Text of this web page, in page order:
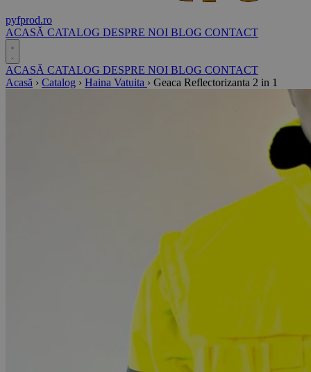
pyfprod.ro
ACASĂ CATALOG DESPRE NOI BLOG CONTACT
ACASĂ CATALOG DESPRE NOI BLOG CONTACT
Acasă › Catalog › Haina Vatuita › Geaca Reflectorizanta 2 in 1